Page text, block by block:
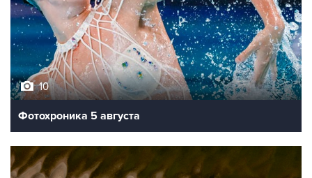
10
Фотохроника 5 августа